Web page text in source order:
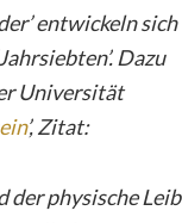
entwickeln sich
Dazu
Universität
’, Zitat:
der physische Leib